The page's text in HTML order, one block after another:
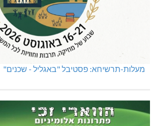
מעלות-תרשיחא: פסטיבל "באגליל - שכנים"